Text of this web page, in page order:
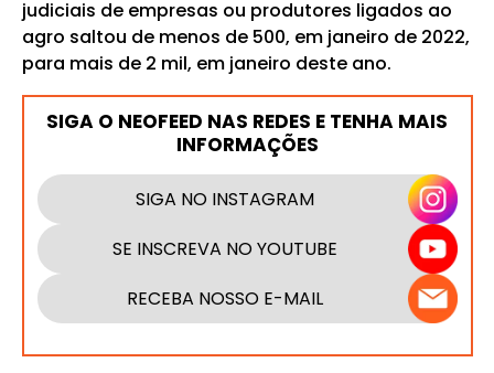
judiciais de empresas ou produtores ligados ao
agro saltou de menos de 500, em janeiro de 2022,
para mais de 2 mil, em janeiro deste ano.
SIGA O NEOFEED NAS REDES E TENHA MAIS
INFORMAÇÕES
SIGA NO INSTAGRAM
SE INSCREVA NO YOUTUBE
RECEBA NOSSO E-MAIL